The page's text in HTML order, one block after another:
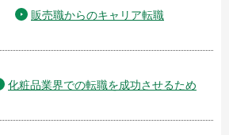
販売職からのキャリア転職
化粧品業界での転職を成功させるため